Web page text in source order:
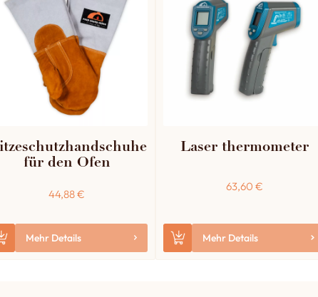
für den Ofen
44,88€
Mehr Details
Laser thermometer
63,60 €
Mehr Details